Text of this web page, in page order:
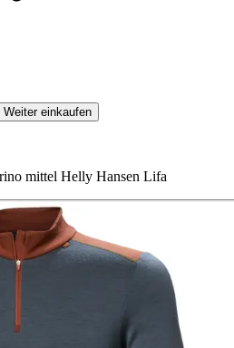
Weiter einkaufen
mittel Helly Hansen Lifa